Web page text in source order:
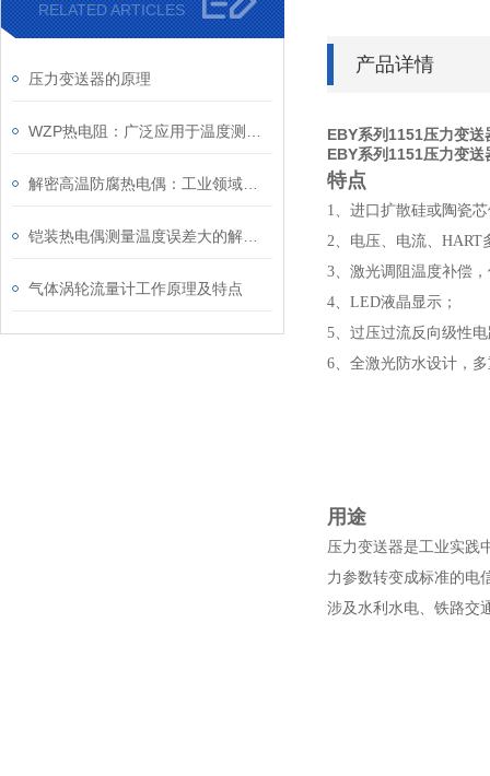
RELATED ARTICLES
压力变送器的原理
气体涡轮流量计工作原理及特点
产品详情
EBY系列1151压力变送
EBY系列1151压力变送
特点
1、进口扩散硅或陶瓷
2、电压、电流、HART
3、激光调阻温度补偿
4、LED液晶显示；
5、过压过流反向级性
6、全激光防水设计，
用途
压力变送器是工业实践
力参数转变成标准的电
涉及水利水电、铁路交